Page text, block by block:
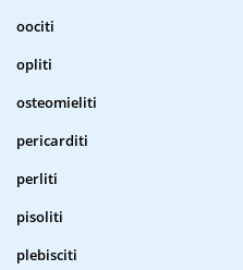
oociti
opliti
osteomieliti
pericarditi
perliti
pisoliti
plebisciti